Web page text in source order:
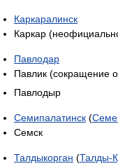
Каркаралинск
Каркар
Павлодар
Павлик (сокращение
Павлодыр
Семипалатинск (
Семск
Талдыкорган (Талды-